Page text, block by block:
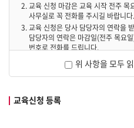
2. 교육 신청 마감은 교육 시작 전주 목
사무실로 꼭 전화를 주시길 바랍
3. 교육 신청은 당사 담당자의 연락을
담당자의 연락은 마감일(전주 목요
번호로 전화를 드립니다.
(신청을 하였으나 불가피하게 참석
위 사항을 모두
교육신청 등록